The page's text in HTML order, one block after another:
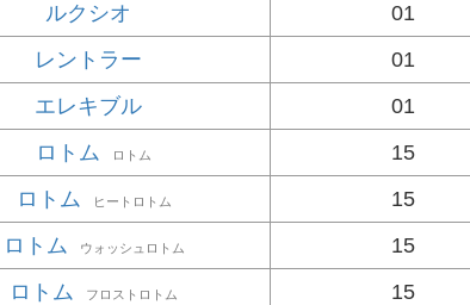
ルクシオ
01
レントラー
01
エレキブル
01
ロトム
ロトム
15
ロトム
ヒートロトム
15
ロトム
ウォッシュロトム
15
ロトム
フロストロトム
15